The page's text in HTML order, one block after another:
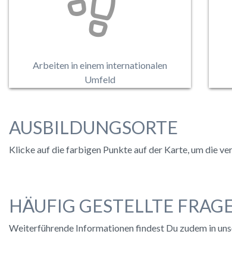
Arbeiten in einem internationalen
Umfeld
anderen Swatch Group Firmen im In-
oder Ausland zu vertiefen und weiter
AUSBILDUNGSORTE
Klicke auf die farbigen Punkte auf der Karte, um die
HÄUFIG GESTELLTE
Weiterführende Informationen findest Du zudem in